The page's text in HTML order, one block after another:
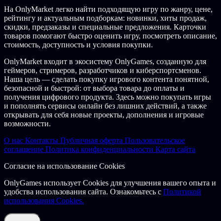
ночи влияет на то, на какой глубине будет находиться
ваш будущий улов.
©2021 Dovetail Games. Bassmaster is a registered trademark,
owned by B.A.S.S. (IP), LLC and used under licence. "Dovetail
Games" is a registered trademark of RailSimulator.com Ltd.
Unreal® Engine, copyright 1998-2021, Epic Games, Inc. All rights
reserved. Unreal® is a registered trademark of Epic Games.
Portions of this software utilise SpeedTree® technology (©2014
Interactive Data Visualization, Inc.). SpeedTree® is a registered
trademark of Interactive Data Visualization, Inc. All rights reserved.
Photographs provided courtesy of B.A.S.S., LLC. All other
copyrights or trademarks are the property of their respective owners
and are used here with permission. Unauthorised copying,
cable transmission, public performance, distribution or extraction of
the product or any trademark or copyright work that forms part of
Games.The full credit list can be accessed from the “Options”
any individual, team, venue, association or organisation considers
that it is included and objects to such inclusion, please notify us
whereupon we shall act reasonably and appropriately in addressing
На OnlyMarket легко найти подходящую игру по жанру, цене,
рейтингу и актуальным подборкам: новинки, хиты продаж,
скидки, предзаказы и специальные предложения. Карточки
товаров помогают быстро оценить игру, посмотреть описание,
стоимость, доступность и условия покупки.
OnlyMarket входит в экосистему OnlyGames, созданную для
геймеров, стримеров, разработчиков и киберспортсменов.
Наша цель — сделать покупку игрового контента понятной,
безопасной и быстрой: от выбора товара до оплаты и
получения цифрового продукта. Здесь можно покупать игры
и пополнять сервисы онлайн без лишних действий, а также
открывать для себя новые проекты, дополнения и игровые
возможности.
О нас Контакты Публичная оферта Пользовательское
соглашение Политика конфиденциальности Карта сайта
Согласие на использование Cookies
OnlyGames использует Cookies для улучшения вашего опыта и
удобства использования сайта. Ознакомьтесь с Политикой
использования Cookies.